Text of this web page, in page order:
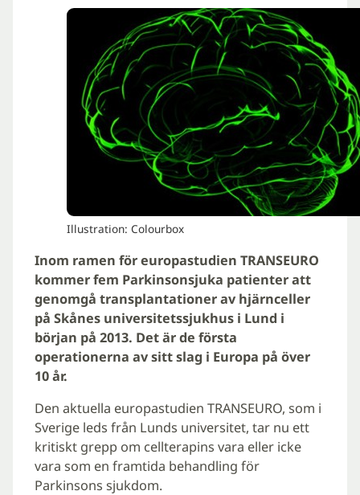
Illustration: Colourbox
Inom ramen för europastudien TRANSEURO
kommer fem Parkinsonsjuka patienter att
genomgå transplantationer av hjärnceller
på Skånes universitetssjukhus i Lund i
början på 2013. Det är de första
operationerna av sitt slag i Europa på över
10 år.
Den aktuella europastudien TRANSEURO, som i
Sverige leds från Lunds universitet, tar nu ett
kritiskt grepp om cellterapins vara eller icke
vara som en framtida behandling för
Parkinsons sjukdom.